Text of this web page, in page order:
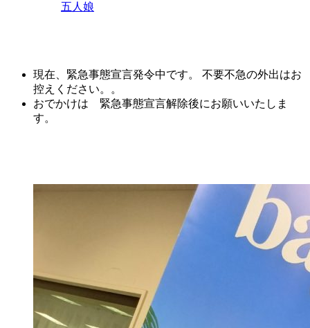
五人娘
現在、緊急事態宣言発令中です。 不要不急の外出はお
控えください。。
おでかけは 緊急事態宣言解除後にお願いいたしま
す。